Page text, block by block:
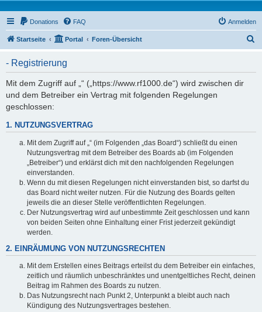
Donations FAQ Anmelden
Startseite Portal Foren-Übersicht
- Registrierung
Mit dem Zugriff auf „“ („https://www.rf1000.de“) wird zwischen dir
und dem Betreiber ein Vertrag mit folgenden Regelungen
geschlossen:
1. NUTZUNGSVERTRAG
Mit dem Zugriff auf „“ (im Folgenden „das Board“) schließt du einen
Nutzungsvertrag mit dem Betreiber des Boards ab (im Folgenden
„Betreiber“) und erklärst dich mit den nachfolgenden Regelungen
einverstanden.
Wenn du mit diesen Regelungen nicht einverstanden bist, so darfst du
das Board nicht weiter nutzen. Für die Nutzung des Boards gelten
jeweils die an dieser Stelle veröffentlichten Regelungen.
Der Nutzungsvertrag wird auf unbestimmte Zeit geschlossen und kann
von beiden Seiten ohne Einhaltung einer Frist jederzeit gekündigt
werden.
2. EINRÄUMUNG VON NUTZUNGSRECHTEN
Mit dem Erstellen eines Beitrags erteilst du dem Betreiber ein einfaches,
zeitlich und räumlich unbeschränktes und unentgeltliches Recht, deinen
Beitrag im Rahmen des Boards zu nutzen.
Das Nutzungsrecht nach Punkt 2, Unterpunkt a bleibt auch nach
Kündigung des Nutzungsvertrages bestehen.